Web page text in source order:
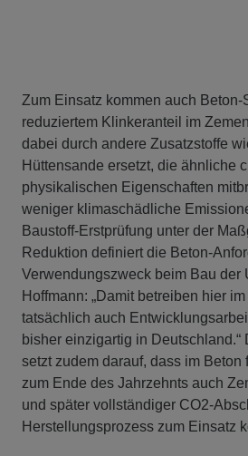
Zum Einsatz kommen auch Beton-
reduziertem Klinkeranteil im
dabei durch andere Zusatzstoffe
Hüttensande ersetzt, die ähnliche
physikalischen Eigenschaften
weniger klimaschädliche
Baustoff-Erstprüfung unter der
Reduktion definiert die Beton-
Verwendungszweck beim Bau der
Hoffmann: „Damit betreiben hier
tatsächlich auch
bisher einzigartig in Deutschland.“
setzt zudem darauf, dass im Beton
zum Ende des Jahrzehnts auch
und später vollständiger CO2-
Herstellungsprozess zum Einsatz